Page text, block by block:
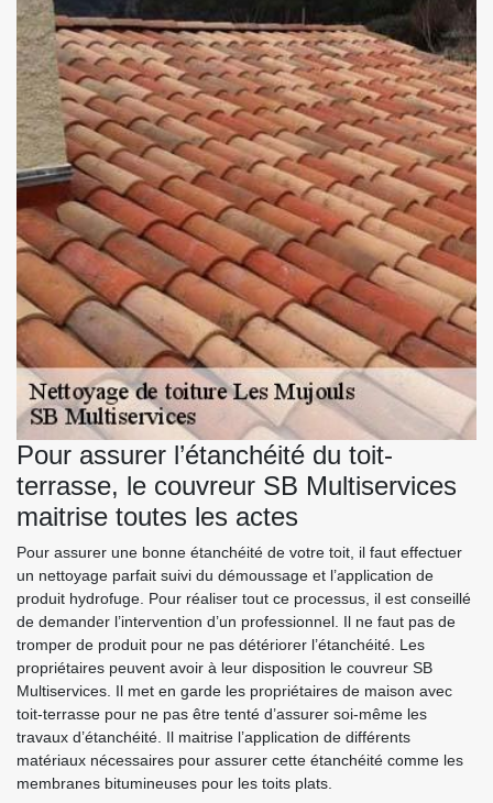
Pour assurer l’étanchéité du toit-
terrasse, le couvreur SB Multiservices
maitrise toutes les actes
Pour assurer une bonne étanchéité de votre toit, il faut effectuer
un nettoyage parfait suivi du démoussage et l’application de
produit hydrofuge. Pour réaliser tout ce processus, il est conseillé
de demander l’intervention d’un professionnel. Il ne faut pas de
tromper de produit pour ne pas détériorer l’étanchéité. Les
propriétaires peuvent avoir à leur disposition le couvreur SB
Multiservices. Il met en garde les propriétaires de maison avec
toit-terrasse pour ne pas être tenté d’assurer soi-même les
travaux d’étanchéité. Il maitrise l’application de différents
matériaux nécessaires pour assurer cette étanchéité comme les
membranes bitumineuses pour les toits plats.